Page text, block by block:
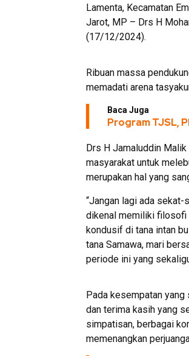
Lamenta, Kecamatan
Jarot, MP – Drs H
(17/12/2024).
Ribuan massa
memadati arena
Baca Juga
Program TJSL,
Drs H Jamaluddin
masyarakat untuk
merupakan hal yang
“Jangan lagi ada sekat-
dikenal memiliki filosofi
kondusif di tana intan
tana Samawa, mari
periode ini yang
Pada kesempatan yang
dan terima kasih yang
simpatisan, berbagai
memenangkan